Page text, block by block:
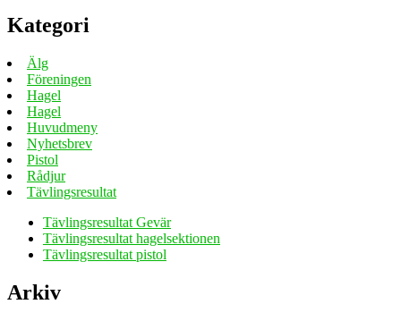
Kategori
Älg
Föreningen
Hagel
Hagel
Huvudmeny
Nyhetsbrev
Pistol
Rådjur
Tävlingsresultat
Tävlingsresultat Gevär
Tävlingsresultat hagelsektionen
Tävlingsresultat pistol
Arkiv